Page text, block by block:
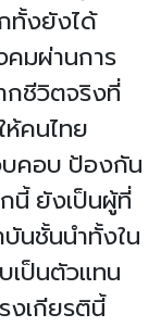
ทั้งยังได้
คมผ่านการ
กชีวิตจริงที่
ห้คนไทย
คอบ ป้องกัน
นี้ ยังเป็นผู้ที่
นชั้นนำทั้งใน
เป็นตัวแทน
เกียรตินี้